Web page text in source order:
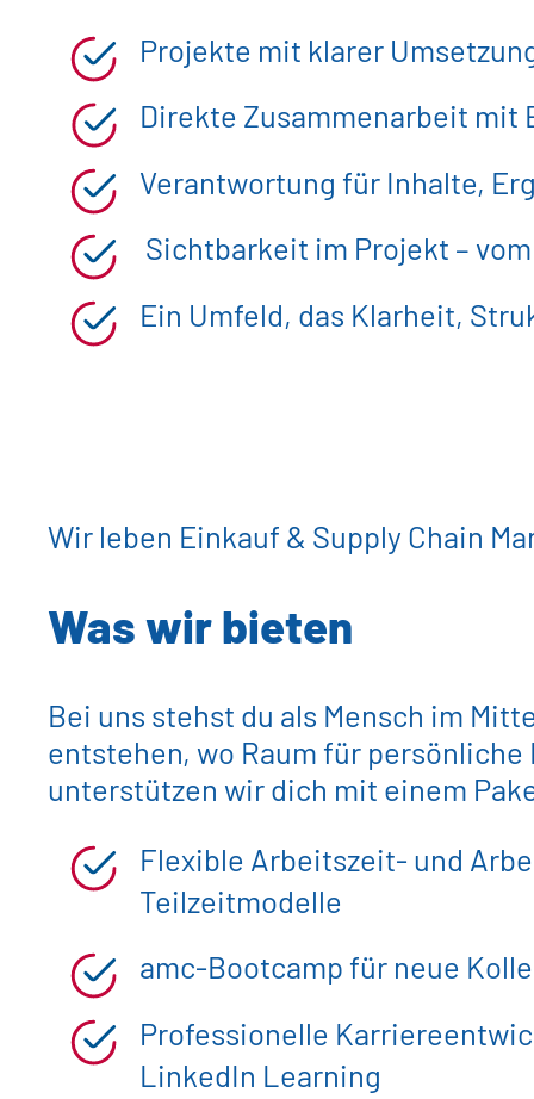
Projekte mit klarer
Direkte Zusammenarbeit mit
Verantwortung für Inhalte,
Sichtbarkeit im Projekt –
Ein Umfeld, das Klarheit,
Wir leben Einkauf & Supply Chain
Was wir bieten
Bei uns stehst du als Mensch im
entstehen, wo Raum für
unterstützen wir dich mit einem
Flexible Arbeitszeit- und
Teilzeitmodelle
amc-Bootcamp für neue
Professionelle
LinkedIn Learning